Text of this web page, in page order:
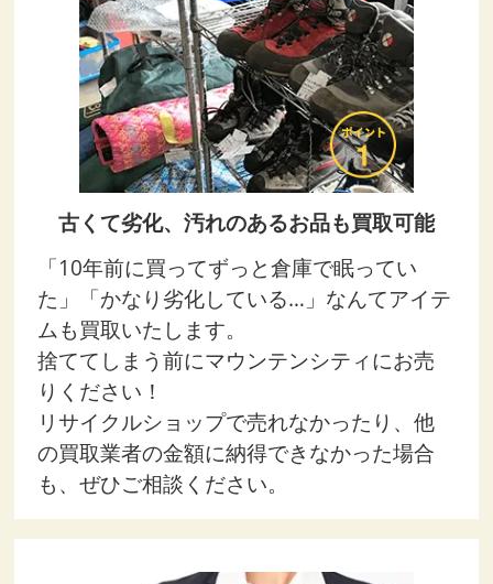
古くて劣化、汚れのあるお品も買取可能
「10年前に買ってずっと倉庫で眠ってい
た」「かなり劣化している…」なんてアイテ
ムも買取いたします。
捨ててしまう前にマウンテンシティにお売
りください！
リサイクルショップで売れなかったり、他
の買取業者の金額に納得できなかった場合
も、ぜひご相談ください。